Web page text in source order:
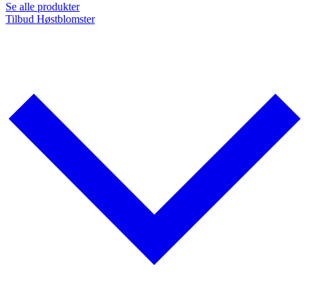
Se alle produkter
Tilbud Høstblomster